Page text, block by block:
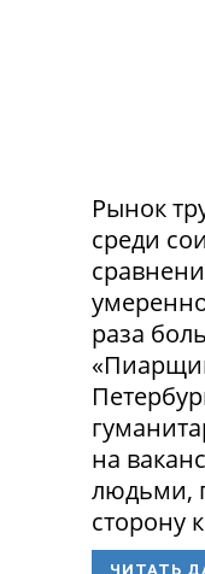
Рынок
среди
раза
на
людьми,
сторону
ЧИТАТЬ